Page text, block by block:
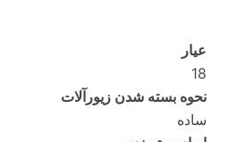
عیار
18
نحوه بسته شدن زیورآلات
ساده